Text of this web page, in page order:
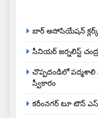
బార్ అసోసియేషన్
సీనియర్ జర్నలిస్ట్
చొప్పదండిలో
స్వీకారం
కరీంనగర్ టూ టౌన్ ఎస్